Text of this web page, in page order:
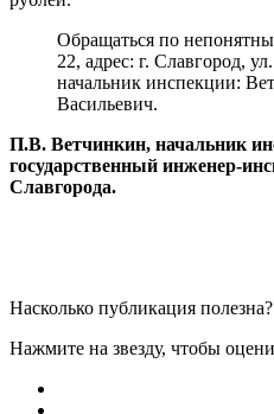
Обращаться по
22, адрес: г. Славгород,
начальник инспекции:
Васильевич.
П.В. Ветчинкин, начальник
государственный инженер-
Славгорода.
Насколько публикация полезна?
Нажмите на звезду, чтобы